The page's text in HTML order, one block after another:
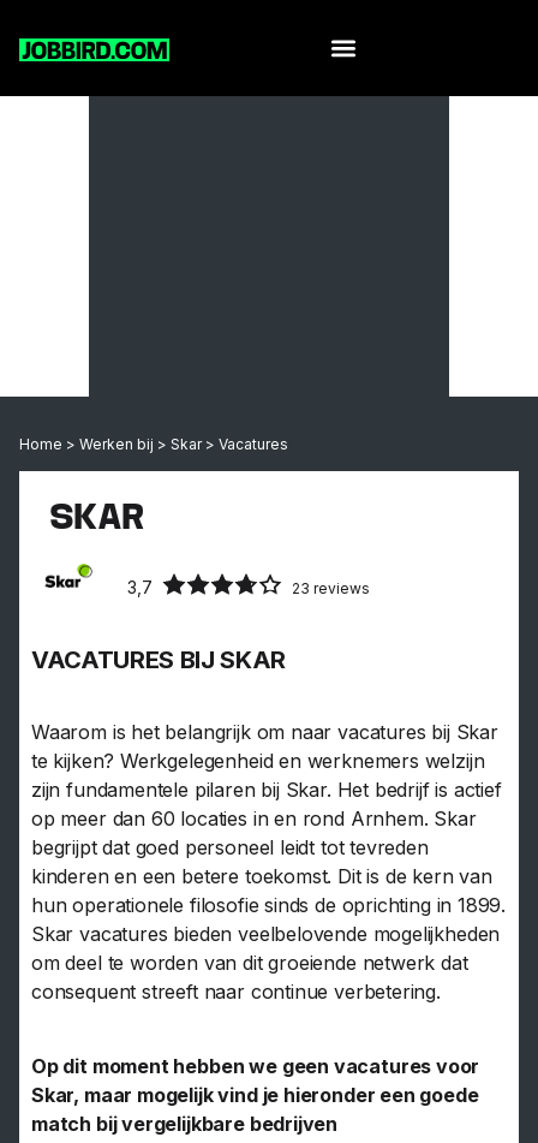
Home > Werken bij > Skar> Vacatures
3,7 23 reviews
SKAR
VACATURES BIJ SKAR
Waarom is het belangrijk om naar vacatures bij Skar
te kijken? Werkgelegenheid en werknemers welzijn
zijn fundamentele pilaren bij Skar. Het bedrijf is actief
op meer dan 60 locaties in en rond Arnhem. Skar
begrijpt dat goed personeel leidt tot tevreden
kinderen en een betere toekomst. Dit is de kern van
hun operationele filosofie sinds de oprichting in 1899.
Skar vacatures bieden veelbelovende mogelijkheden
om deel te worden van dit groeiende netwerk dat
consequent streeft naar continue verbetering.
Op dit moment hebben we geen vacatures voor
Skar, maar mogelijk vind je hieronder een goede
match bij vergelijkbare bedrijven